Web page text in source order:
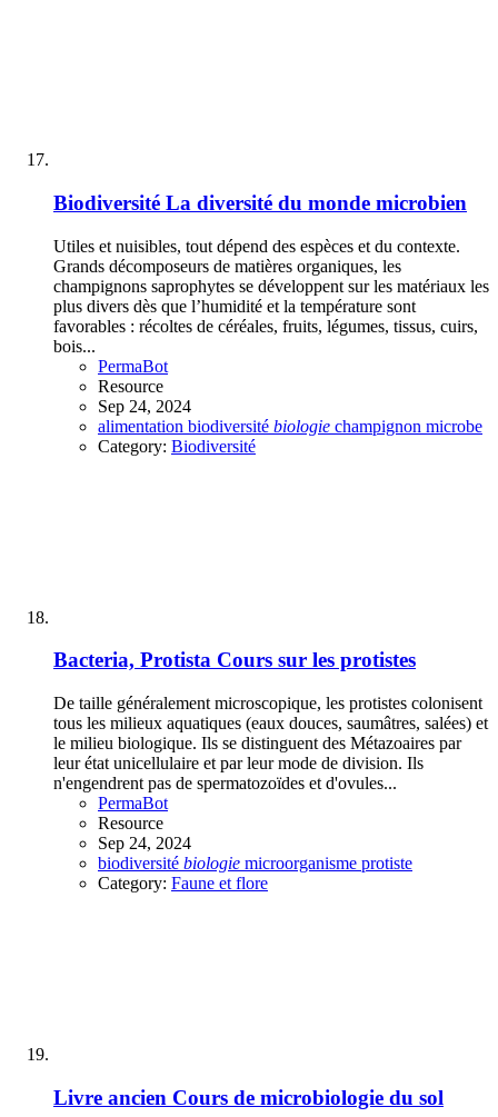
Biodiversité La diversité du monde microbien
Utiles et nuisibles, tout dépend des espèces et du contexte.
Grands décomposeurs de matières organiques, les
champignons saprophytes se développent sur les matériaux les
plus divers dès que l’humidité et la température sont
favorables : récoltes de céréales, fruits, légumes, tissus, cuirs,
bois...
PermaBot
Resource
Sep 24, 2024
alimentation biodiversité biologie champignon microbe
Category: Biodiversité
Bacteria, Protista Cours sur les protistes
De taille généralement microscopique, les protistes colonisent
tous les milieux aquatiques (eaux douces, saumâtres, salées) et
le milieu biologique. Ils se distinguent des Métazoaires par
leur état unicellulaire et par leur mode de division. Ils
n'engendrent pas de spermatozoïdes et d'ovules...
PermaBot
Resource
Sep 24, 2024
biodiversité biologie microorganisme protiste
Category: Faune et flore
Livre ancien Cours de microbiologie du sol